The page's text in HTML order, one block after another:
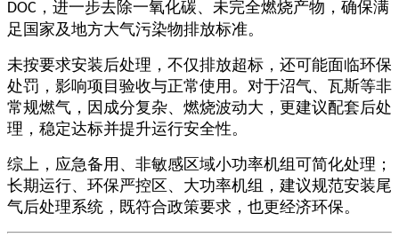
DOC ，进一步去除一氧化碳、未完全燃烧产物，确保满
足国家及地方大气污染物排放标准。
未按要求安装后处理，不仅排放超标，还可能面临环保
处罚，影响项目验收与正常使用。对于沼气、瓦斯等非
常规燃气，因成分复杂、燃烧波动大，更建议配套后处
理，稳定达标并提升运行安全性。
综上，应急备用、非敏感区域小功率机组可简化处理；
长期运行、环保严控区、大功率机组，建议规范安装尾
气后处理系统，既符合政策要求，也更经济环保。